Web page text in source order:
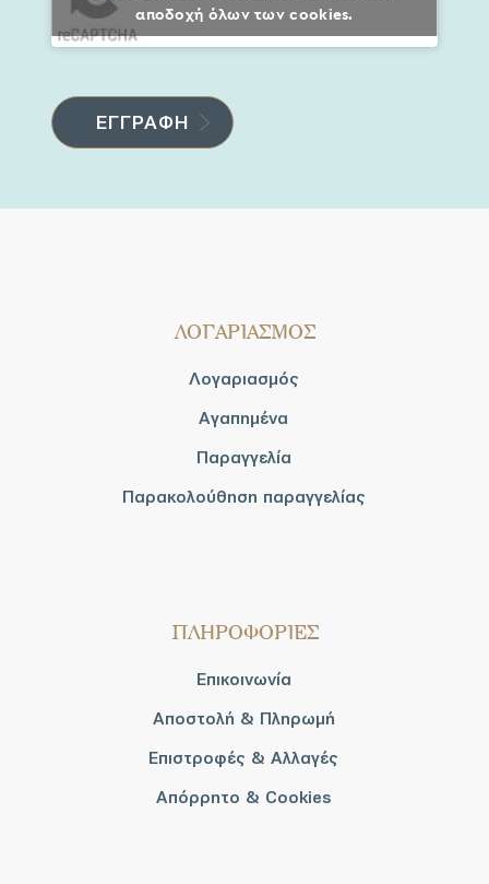
αποδοχή όλων των cookies.
ΛΟΓΑΡΙΑΣΜΟΣ
Λογαριασμός
Αγαπημένα
Παραγγελία
Παρακολούθηση παραγγελίας
ΠΛΗΡΟΦΟΡΙΕΣ
Επικοινωνία
Αποστολή & Πληρωμή
Επιστροφές & Αλλαγές
Απόρρητο & Cookies